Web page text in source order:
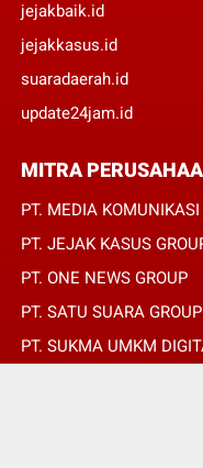
jejakbaik.id
jejakkasus.id
suaradaerah.id
update24jam.id
MITRA
PT. MEDIA
PT. JEJAK KASUS
PT. ONE NEWS GROUP
PT. SATU SUARA GROUP
PT. SUKMA UMKM